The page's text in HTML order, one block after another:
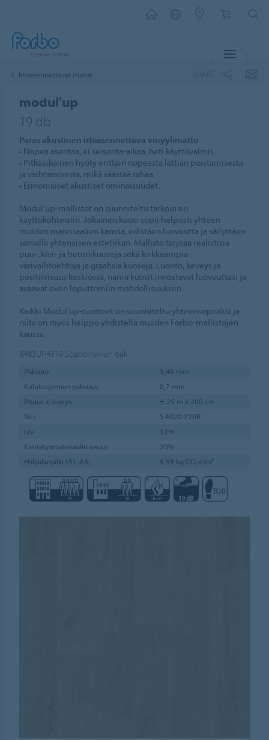
Irtoasennettavat matot
modul'up
19 db
Paras akustinen irtoasennettava vinyylimatto
• Nopea asentaa, ei seisonta-aikaa, heti käyttövalmis.
• Pitkäaikainen hyöty erittäin nopeasta lattian poistamisesta
ja vaihtamisesta, mikä säästää rahaa.
• Erinomaiset akustiset ominaisuudet.
Modul’up-mallistot on suunniteltu tarkoin eri
käyttökohteisiin. Jokainen kuosi sopii helposti yhteen
muiden materiaalien kanssa, edistäen luovuutta ja säilyttäen
samalla yhtenäisen estetiikan. Mallisto tarjoaa realistisia
puu-, kivi- ja betonikuoseja sekä kirkkaampia
värivaihtoehtoja ja graafisia kuoseja. Luonto, keveys ja
positiivisuus keskiössä, nämä kuosit innostavat luovuuttasi ja
avaavat oven loputtomiin mahdollisuuksiin.
Kaikki Modul’up-tuotteet on suunniteltu yhteensopiviksi ja
niitä on myös helppo yhdistellä muiden Forbo-mallistojen
kanssa.
8483UP4319 Scandinavian oak
Paksuus
3,45 mm
Kulutuspinnan paksuus
0,7 mm
Pituus x leveys
± 25 m x 200 cm
Ncs
S 4020-Y20R
Lrv
32%
Kierrätysmateriaalin osuus
20%
Hiilijalanjälki (A1-A3)
5,93 kg CO₂e/m²